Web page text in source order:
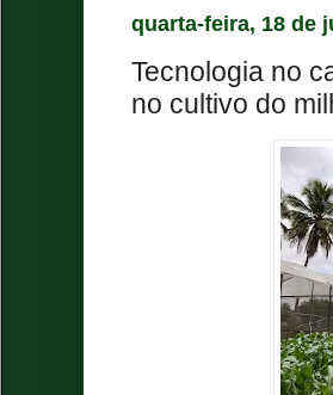
quarta-feira, 18 de
Tecnologia no
no cultivo do